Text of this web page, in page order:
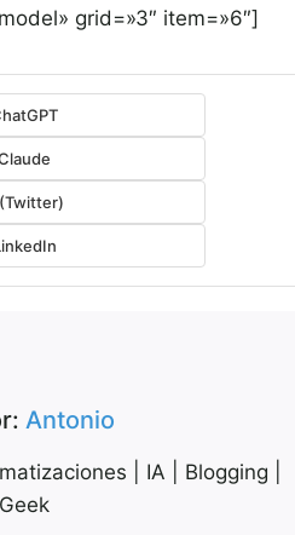
grid=»3″ item=»6″]
Antonio
| IA | Blogging |
Geek